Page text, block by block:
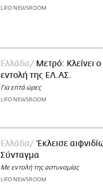
LIFO NEWSROOM
Ελλάδα
Μετρό: Κλείνει
εντολή της ΕΛ.ΑΣ.
Για επτά ώρες
LIFO NEWSROOM
Ελλάδα
Έκλεισε
Σύνταγμα
Με εντολή της αστυνομίας
LIFO NEWSROOM